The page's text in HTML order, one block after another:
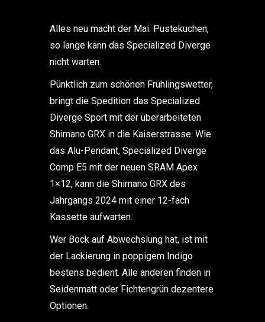
Alles neu macht der Mai. Pustekuchen,
so lange kann das Specialized Diverge
nicht warten.
Pünktlich zum schönen Frühlingswetter,
bringt die Spedition das Specialized
Diverge Sport mit der überarbeiteten
Shimano GRX in die Kaiserstrasse. Wie
das Alu-Pendant, Specialized Diverge
Comp E5 mit der neuen SRAM Apex
1×12, kann die Shimano GRX des
Jahrgangs 2024 mit einer 12-fach
Kassette aufwarten.
Wer Bock auf Abwechslung hat, ist mit
der Lackierung in poppigem Indigo
bestens bedient. Alle anderen finden in
Seidenmatt oder Fichtengrün dezentere
Optionen.